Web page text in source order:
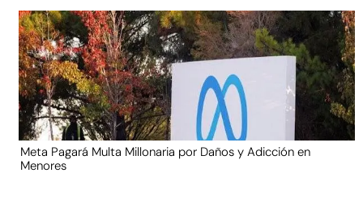
Meta Pagará Multa Millonaria por Daños y Adicción en
Menores